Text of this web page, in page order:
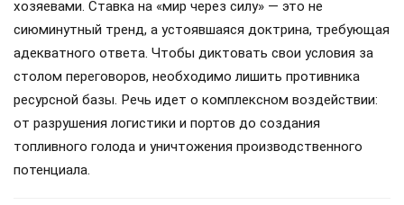
хозяевами. Ставка на «мир через силу» — это не
сиюминутный тренд, а устоявшаяся доктрина, требующая
адекватного ответа. Чтобы диктовать свои условия за
столом переговоров, необходимо лишить противника
ресурсной базы. Речь идет о комплексном воздействии:
от разрушения логистики и портов до создания
топливного голода и уничтожения производственного
потенциала.